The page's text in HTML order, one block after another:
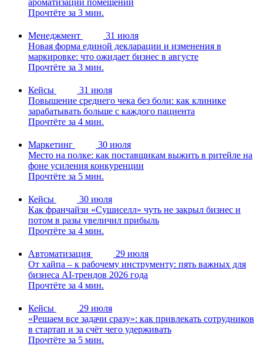
ароматизации помещений
Прочтёте за 3 мин.
Менеджмент
31 июля
Новая форма единой декларации и изменения в
маркировке: что ожидает бизнес в августе
Прочтёте за 3 мин.
Кейсы
31 июля
Повышение среднего чека без боли: как клинике
зарабатывать больше с каждого пациента
Прочтёте за 4 мин.
Маркетинг
30 июля
Место на полке: как поставщикам выжить в ритейле на
фоне усиления конкуренции
Прочтёте за 5 мин.
Кейсы
30 июля
Как франчайзи «Сушиселл» чуть не закрыл бизнес и
потом в разы увеличил прибыль
Прочтёте за 4 мин.
Автоматизация
29 июля
От хайпа – к рабочему инструменту: пять важных для
бизнеса AI-трендов 2026 года
Прочтёте за 4 мин.
Кейсы
29 июля
«Решаем все задачи сразу»: как привлекать сотрудников
в стартап и за счёт чего удерживать
Прочтёте за 5 мин.